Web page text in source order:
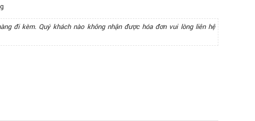
đi kèm. Quý khách nào không nhận được hóa đơn vui lòng liên hệ